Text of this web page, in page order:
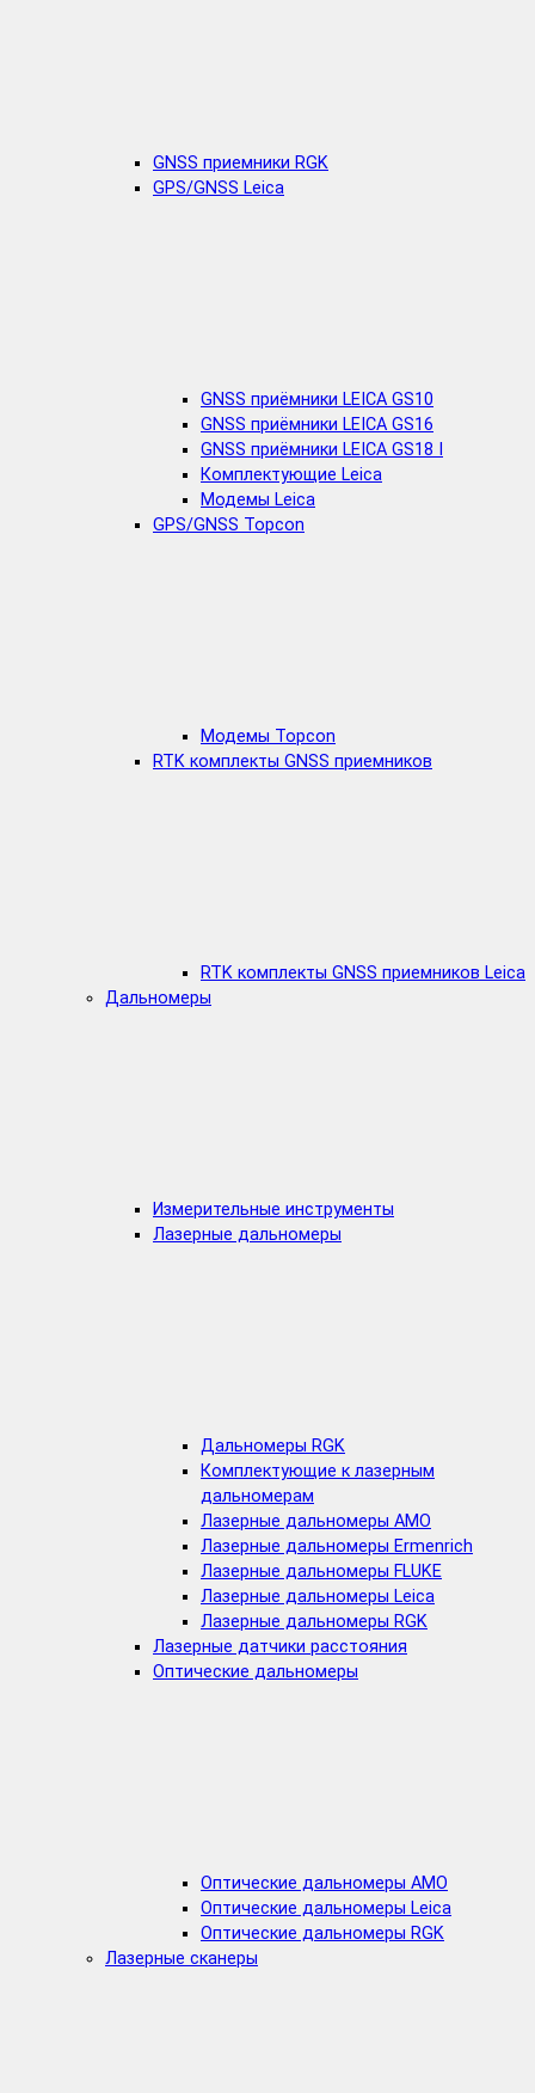
GNSS приемники RGK
GPS/GNSS Leica
GNSS приёмники LEICA GS10
GNSS приёмники LEICA GS16
GNSS приёмники LEICA GS18 I
Комплектующие Leica
Модемы Leica
GPS/GNSS Topcon
Модемы Topcon
RTK комплекты GNSS приемников
RTK комплекты GNSS приемников Leica
Дальномеры
Измерительные инструменты
Лазерные дальномеры
Дальномеры RGK
Комплектующие к лазерным
дальномерам
Лазерные дальномеры AMO
Лазерные дальномеры Ermenrich
Лазерные дальномеры FLUKE
Лазерные дальномеры Leica
Лазерные дальномеры RGK
Лазерные датчики расстояния
Оптические дальномеры
Оптические дальномеры AMO
Оптические дальномеры Leica
Оптические дальномеры RGK
Лазерные сканеры